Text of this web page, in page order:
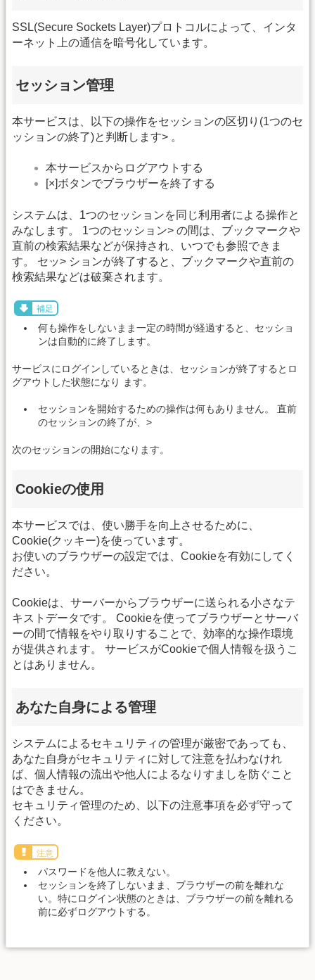
SSL(Secure Sockets Layer)プロトコルによって、インタ
ーネット上の通信を暗号化しています。
セッション管理
本サービスは、以下の操作をセッションの区切り(1つのセ
ッションの終了)と判断します> 。
本サービスからログアウトする
[×]ボタンでブラウザーを終了する
システムは、1つのセッションを同じ利用者による操作と
みなします。 1つのセッション> の間は、ブックマークや
直前の検索結果などが保持され、いつでも参照できま
す。 セッ> ションが終了すると、ブックマークや直前の
検索結果などは破棄されます。
補足
何も操作をしないまま一定の時間が経過すると、セッショ
ンは自動的に終了します。
サービスにログインしているときは、セッションが終了するとロ
グアウトした状態になり ます。
セッションを開始するための操作は何もありません。 直前
のセッションの終了が、>
次のセッションの開始になります。
Cookieの使用
本サービスでは、使い勝手を向上させるために、
Cookie(クッキー)を使っています。
お使いのブラウザーの設定では、Cookieを有効にしてく
ださい。
Cookieは、サーバーからブラウザーに送られる小さなテ
キストデータです。 Cookieを使ってブラウザーとサーバ
ーの間で情報をやり取りすることで、効率的な操作環境
が提供されます。 サービスがCookieで個人情報を扱うこ
とはありません。
あなた自身による管理
システムによるセキュリティの管理が厳密であっても、
あなた自身がセキュリティに対して注意を払わなけれ
ば、個人情報の流出や他人によるなりすましを防ぐこと
はできません。
セキュリティ管理のため、以下の注意事項を必ず守って
ください。
注意
パスワードを他人に教えない。
セッションを終了しないまま、ブラウザーの前を離れな
い。特にログイン状態のときは、ブラウザーの前を離れる
前に必ずログアウトする。